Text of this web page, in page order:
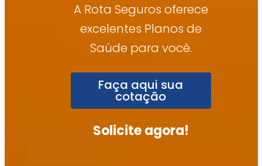
A Rota Seguros oferece
excelentes Planos de
Saúde para você.
Faça aqui sua
cotação
Solicite agora!